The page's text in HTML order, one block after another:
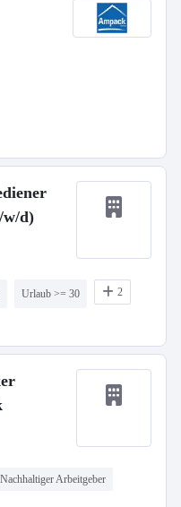
w/d)
Urlaub >= 30 2
Nachhaltiger Arbeitgeber